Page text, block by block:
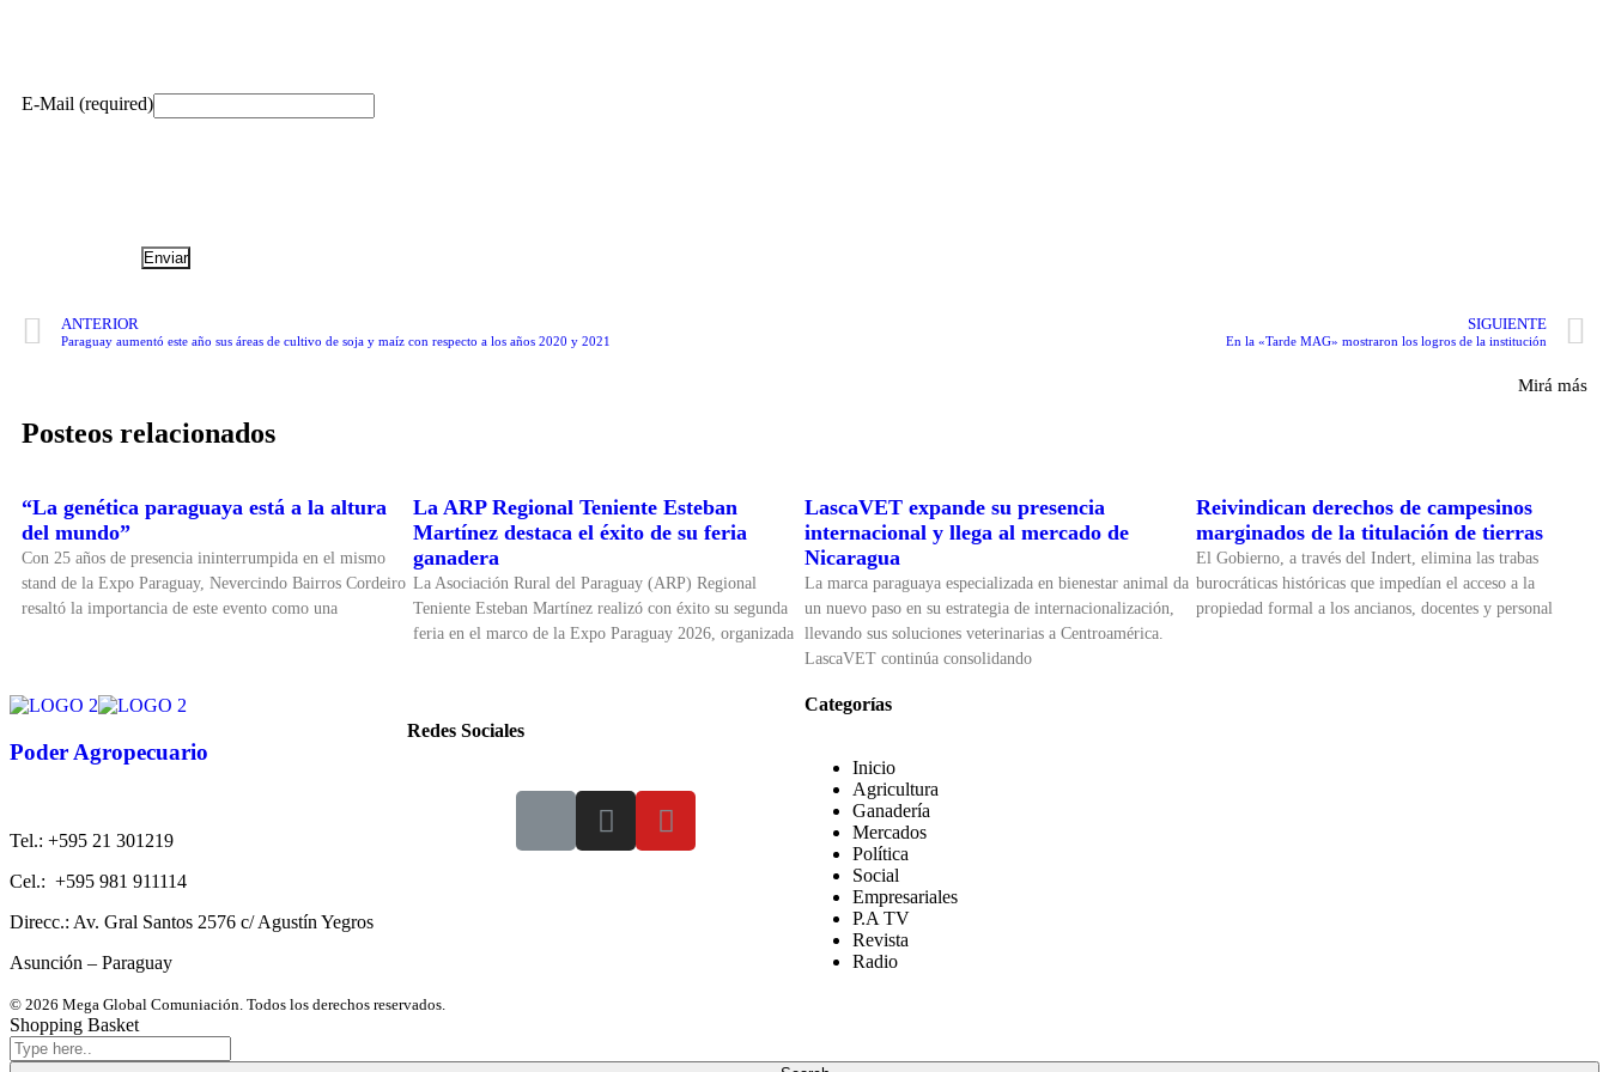
E-Mail (required)
ANTERIOR
Paraguay aumentó este año sus áreas de cultivo de soja y maíz con respecto a los años 2020 y 2021
SIGUIENTE
En la «Tarde MAG» mostraron los logros de la institución
Mirá más
Posteos relacionados
“La genética paraguaya está a la altura
del mundo”
Con 25 años de presencia ininterrumpida en el mismo
stand de la Expo Paraguay, Nevercindo Bairros Cordeiro
resaltó la importancia de este evento como una
La ARP Regional Teniente Esteban
Martínez destaca el éxito de su feria
ganadera
La Asociación Rural del Paraguay (ARP) Regional
Teniente Esteban Martínez realizó con éxito su segunda
feria en el marco de la Expo Paraguay 2026, organizada
LascaVET expande su presencia
internacional y llega al mercado de
Nicaragua
La marca paraguaya especializada en bienestar animal da
un nuevo paso en su estrategia de internacionalización,
llevando sus soluciones veterinarias a Centroamérica.
LascaVET continúa consolidando
Reivindican derechos de campesinos
marginados de la titulación de tierras
El Gobierno, a través del Indert, elimina las trabas
burocráticas históricas que impedían el acceso a la
propiedad formal a los ancianos, docentes y personal
Poder Agropecuario
Tel.: +595 21 301219
Cel.: +595 981 911114
Direcc.: Av. Gral Santos 2576 c/ Agustín Yegros
Asunción – Paraguay
Redes Sociales
Categorías
Inicio
Agricultura
Ganadería
Mercados
Política
Social
Empresariales
P.A TV
Revista
Radio
© 2026 Mega Global Comuniación. Todos los derechos reservados.
Shopping Basket